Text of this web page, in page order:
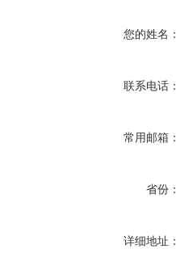
您的姓名：
联系电话：
常用邮箱：
省份：
详细地址：